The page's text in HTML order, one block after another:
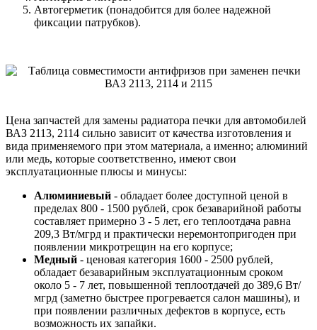
Автогерметик (понадобится для более надежной
фиксации патрубков).
Цена запчастей для замены радиатора печки для автомобилей
ВАЗ 2113, 2114 сильно зависит от качества изготовления и
вида применяемого при этом материала, а именно; алюминий
или медь, которые соответственно, имеют свои
эксплуатационные плюсы и минусы:
Алюминиевый - обладает более доступной ценой в
пределах 800 - 1500 рублей, срок безаварийной работы
составляет примерно 3 - 5 лет, его теплоотдача равна
209,3 Вт/мгрд и практически неремонтопригоден при
появлении микротрещин на его корпусе;
Медный - ценовая категория 1600 - 2500 рублей,
обладает безаварийным эксплуатационным сроком
около 5 - 7 лет, повышенной теплоотдачей до 389,6 Вт/
мгрд (заметно быстрее прогревается салон машины), и
при появлении различных дефектов в корпусе, есть
возможность их запайки.